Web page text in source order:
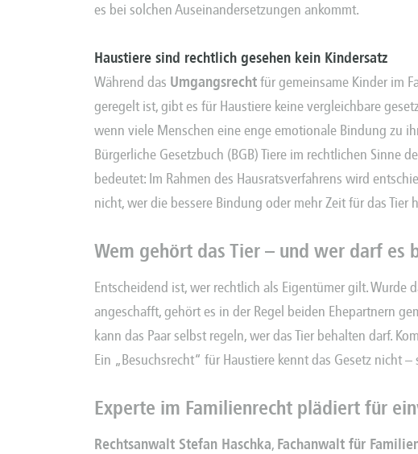
es bei solchen Auseinandersetzungen ankommt.
Haustiere sind rechtlich gesehen kein Kindersatz
Während das Umgangsrechtfür gemeinsame Kinder im
geregelt ist, gibt es für Haustiere keine vergleichbare
wenn viele Menschen eine enge emotionale Bindung zu
Bürgerliche Gesetzbuch (BGB) Tiere im rechtlichen Sinne
bedeutet: Im Rahmen des Hausratsverfahrens wird
nicht, wer die bessere Bindung oder mehr Zeit für das Tier
Wem gehört das Tier – und wer darf es
Entscheidend ist, wer rechtlich als Eigentümer gilt. Wurde
angeschafft, gehört es in der Regel beiden Ehepartnern
kann das Paar selbst regeln, wer das Tier behalten darf.
Ein „Besuchsrecht“ für Haustiere kennt das Gesetz nicht
Experte im Familienrecht plädiert für
Rechtsanwalt Stefan Haschka, Fachanwalt für